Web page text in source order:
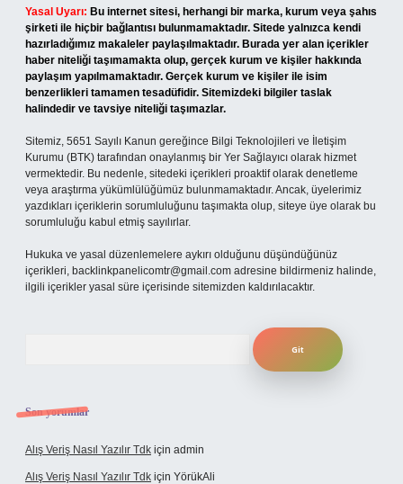
Yasal Uyarı: Bu internet sitesi, herhangi bir marka, kurum veya şahıs
şirketi ile hiçbir bağlantısı bulunmamaktadır. Sitede yalnızca kendi
hazırladığımız makaleler paylaşılmaktadır. Burada yer alan içerikler
haber niteliği taşımamakta olup, gerçek kurum ve kişiler hakkında
paylaşım yapılmamaktadır. Gerçek kurum ve kişiler ile isim
benzerlikleri tamamen tesadüfidir. Sitemizdeki bilgiler taslak
halindedir ve tavsiye niteliği taşımazlar.
Sitemiz, 5651 Sayılı Kanun gereğince Bilgi Teknolojileri ve İletişim
Kurumu (BTK) tarafından onaylanmış bir Yer Sağlayıcı olarak hizmet
vermektedir. Bu nedenle, sitedeki içerikleri proaktif olarak denetleme
veya araştırma yükümlülüğümüz bulunmamaktadır. Ancak, üyelerimiz
yazdıkları içeriklerin sorumluluğunu taşımakta olup, siteye üye olarak bu
sorumluluğu kabul etmiş sayılırlar.
Hukuka ve yasal düzenlemelere aykırı olduğunu düşündüğünüz
içerikleri, backlinkpanelicomtr@gmail.com adresine bildirmeniz halinde,
ilgili içerikler yasal süre içerisinde sitemizden kaldırılacaktır.
Son yorumlar
Alış Veriş Nasıl Yazılır Tdk için admin
Alış Veriş Nasıl Yazılır Tdk için YörükAli